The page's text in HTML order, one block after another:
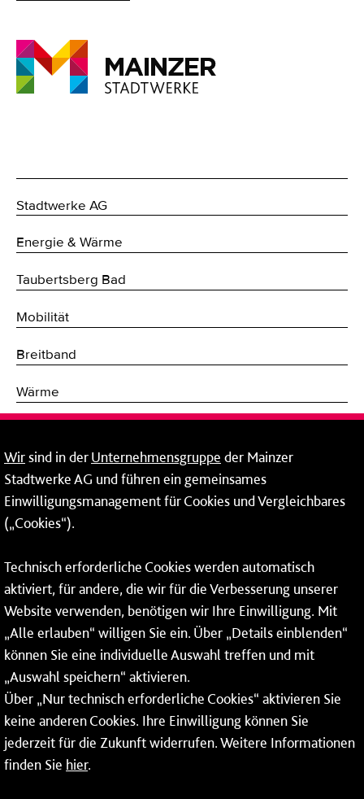
Stadtwerke AG
Energie & Wärme
Taubertsberg Bad
Mobilität
Breitband
Wärme
Erneuerbare Energien
Netze
Rheinallee 41
55118 Mainz
Tel.:06131 - 12 78 78
Fax: 06131 - 12 78 77
Wirsind in derUnternehmensgruppe der Mainzer
Stadtwerke AG und führen ein gemeinsames
Einwilligungsmanagement für Cookies und Vergleichbares
(„Cookies“).
Technisch erforderliche Cookies werden automatisch
aktiviert, für andere, die wir für die Verbesserung unserer
Website verwenden, benötigen wir Ihre Einwilligung. Mit
„Alle erlauben“ willigen Sie ein. Über „Details einblenden“
können Sie eine individuelle Auswahl treffen und mit
„Auswahl speichern“ aktivieren.
Über „Nur technisch erforderliche Cookies“ aktivieren Sie
keine anderen Cookies. Ihre Einwilligung können Sie
jederzeit für die Zukunft widerrufen. Weitere Informationen
finden Sie hier.